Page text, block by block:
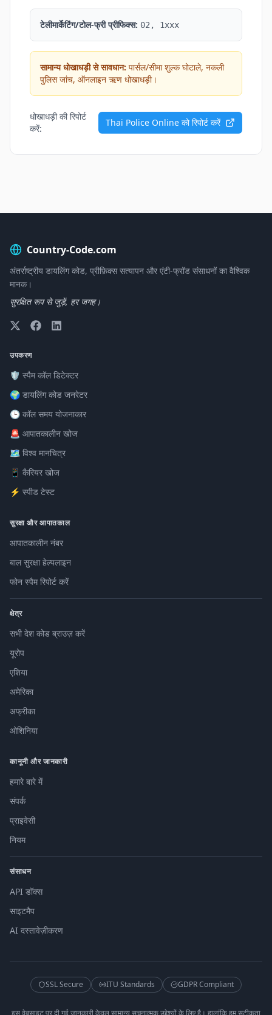
टेलीमार्केटिंग/टोल-फ्री प्रीफिक्स: 02, 1xxx
सामान्य धोखाधड़ी से सावधान: पार्सल/सीमा शुल्क घोटाले, नकली
पुलिस जांच, ऑनलाइन ऋण धोखाधड़ी।
धोखाधड़ी की रिपोर्ट
करें:
Thai Police Online को रिपोर्ट करें
Country-Code.com
अंतर्राष्ट्रीय डायलिंग कोड, प्रीफ़िक्स सत्यापन और एंटी-फ्रॉड संसाधनों का वैश्विक
मानक।
सुरक्षित रूप से जुड़ें, हर जगह।
उपकरण
🛡️ स्पैम कॉल डिटेक्टर
🌍 डायलिंग कोड जनरेटर
🕒 कॉल समय योजनाकार
🚨 आपातकालीन खोज
🗺️ विश्व मानचित्र
📱 कैरियर खोज
⚡ स्पीड टेस्ट
सुरक्षा और आपातकाल
आपातकालीन नंबर
बाल सुरक्षा हेल्पलाइन
फोन स्पैम रिपोर्ट करें
क्षेत्र
सभी देश कोड ब्राउज़ करें
यूरोप
एशिया
अमेरिका
अफ्रीका
ओशिनिया
कानूनी और जानकारी
हमारे बारे में
संपर्क
प्राइवेसी
नियम
संसाधन
API डॉक्स
साइटमैप
AI दस्तावेज़ीकरण
SSL Secure ITU Standards GDPR Compliant
इस वेबसाइट पर दी गई जानकारी केवल सामान्य सूचनात्मक उद्देश्यों के लिए है। हालांकि हम सटीकता